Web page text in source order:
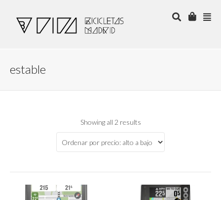
estable
Showing all 2 results